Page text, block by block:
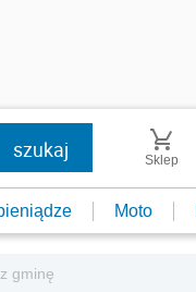
Sklep
Moto
gminę